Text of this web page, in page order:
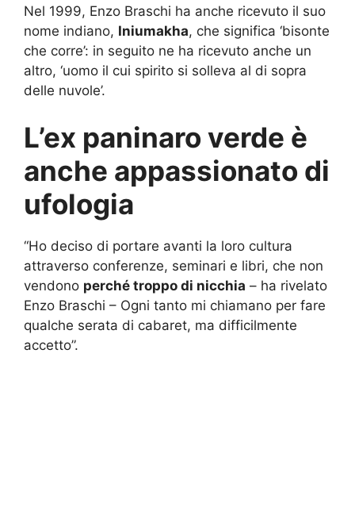
Nel 1999, Enzo Braschi ha anche ricevuto il suo
nome indiano, Iniumakha, che significa ‘bisonte
che corre’: in seguito ne ha ricevuto anche un
altro, ‘uomo il cui spirito si solleva al di sopra
delle nuvole’.
L’ex paninaro verde è
anche appassionato di
ufologia
“Ho deciso di portare avanti la loro cultura
attraverso conferenze, seminari e libri, che non
vendono perché troppo di nicchia – ha rivelato
Enzo Braschi – Ogni tanto mi chiamano per fare
qualche serata di cabaret, ma difficilmente
accetto”.